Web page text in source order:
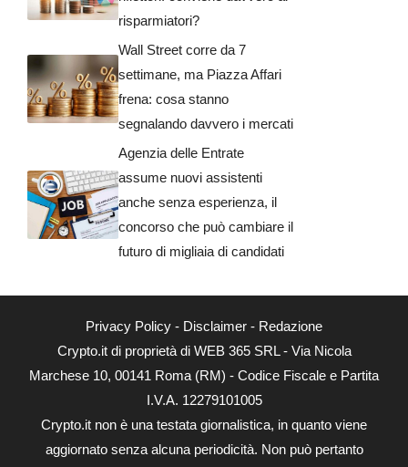
risparmiatori?
Wall Street corre da 7
settimane, ma Piazza Affari
frena: cosa stanno
segnalando davvero i mercati
Agenzia delle Entrate
assume nuovi assistenti
anche senza esperienza, il
concorso che può cambiare il
futuro di migliaia di candidati
Privacy Policy - Disclaimer - Redazione
Crypto.it di proprietà di WEB 365 SRL - Via Nicola
Marchese 10, 00141 Roma (RM) - Codice Fiscale e Partita
I.V.A. 12279101005
Crypto.it non è una testata giornalistica, in quanto viene
aggiornato senza alcuna periodicità. Non può pertanto